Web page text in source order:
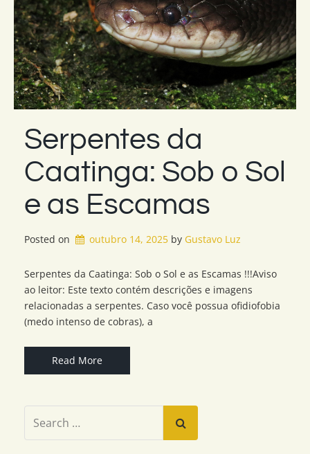
Serpentes da
Caatinga: Sob o Sol
e as Escamas
Posted on outubro 14, 2025 by Gustavo Luz
Serpentes da Caatinga: Sob o Sol e as Escamas !!!Aviso
ao leitor: Este texto contém descrições e imagens
relacionadas a serpentes. Caso você possua ofidiofobia
(medo intenso de cobras), a
Read More